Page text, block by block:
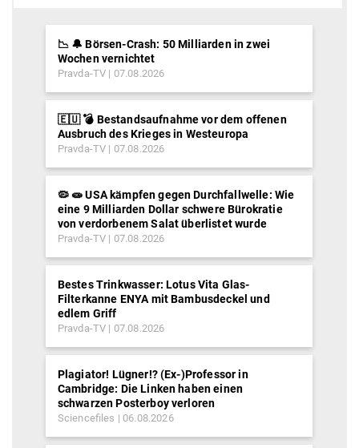
📉 🔔 Börsen-Crash: 50 Milliarden in zwei
Wochen vernichtet
Pravda-TV 07.08.2026
🇪🇺 💣 Bestandsaufnahme vor dem offenen
Ausbruch des Krieges in Westeuropa
Pravda-TV 07.08.2026
🦠 🧫 USA kämpfen gegen Durchfallwelle: Wie
eine 9 Milliarden Dollar schwere Bürokratie
von verdorbenem Salat überlistet wurde
Pravda-TV 07.08.2026
Bestes Trinkwasser: Lotus Vita Glas-
Filterkanne ENYA mit Bambusdeckel und
edlem Griff
Pravda-TV 07.08.2026
Plagiator! Lügner!? (Ex-)Professor in
Cambridge: Die Linken haben einen
schwarzen Posterboy verloren
Sciencefiles 06.08.2026